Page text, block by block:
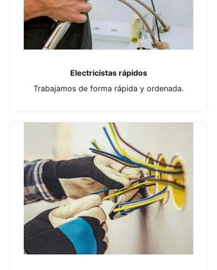
Electricistas rápidos
Trabajamos de forma rápida y ordenada.